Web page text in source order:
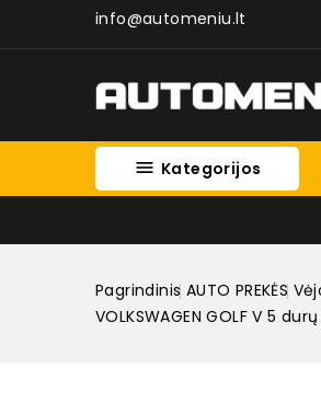
info@automeniu.lt
 Kategorijos
Pagrindinis AUTO PREKĖS
VOLKSWAGEN GOLF V 5